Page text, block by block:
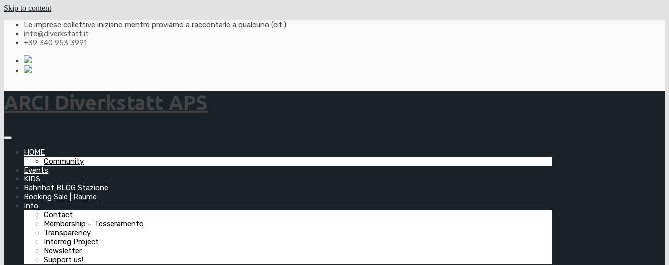
Skip to content
Le imprese collettive iniziano mentre proviamo a raccontarle a qualcuno (cit.)
info@diverkstatt.it
+39 340 953 3991
ARCI Diverkstatt APS
HOME
Community
Events
KIDS
Bahnhof BLOG Stazione
Booking Sale | Räume
Info
Contact
Membership – Tesseramento
Transparency
Interreg Project
Newsletter
Support us!